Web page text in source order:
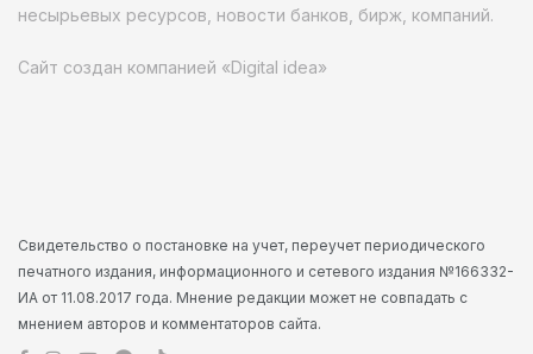
несырьевых ресурсов, новости банков, бирж, компаний.
Сайт создан компанией «Digital idea»
Свидетельство о постановке на учет, переучет периодического
печатного издания, информационного и сетевого издания №166332-
ИА от 11.08.2017 года. Мнение редакции может не совпадать с
мнением авторов и комментаторов сайта.